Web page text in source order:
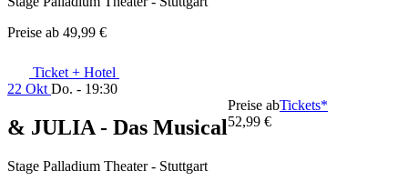
Preise ab 49,99 €
Ticket + Hotel
22 Okt Do. - 19:30
& JULIA - Das Musical
Stage Palladium Theater - Stuttgart
Preise ab
52,99 €
Tickets*